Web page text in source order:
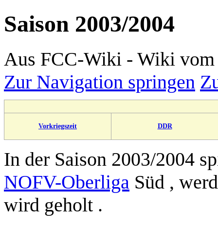
Saison 2003/2004
Aus FCC-Wiki - Wiki vom
Zur Navigation springen
Vorkriegszeit DDR
In der Saison 2003/2004
NOFV-Oberliga Süd ,
wird geholt .